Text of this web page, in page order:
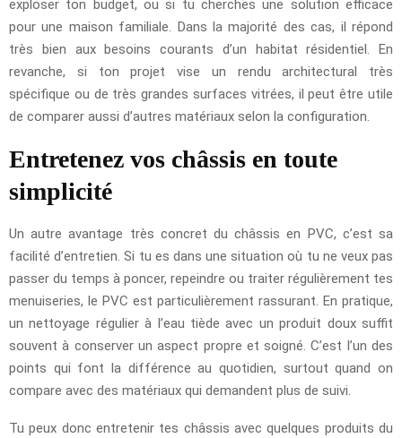
exploser ton budget, ou si tu cherches une solution efficace
pour une maison familiale. Dans la majorité des cas, il répond
très bien aux besoins courants d’un habitat résidentiel. En
revanche, si ton projet vise un rendu architectural très
spécifique ou de très grandes surfaces vitrées, il peut être utile
de comparer aussi d’autres matériaux selon la configuration.
Entretenez vos châssis en toute
simplicité
Un autre avantage très concret du châssis en PVC, c’est sa
facilité d’entretien. Si tu es dans une situation où tu ne veux pas
passer du temps à poncer, repeindre ou traiter régulièrement tes
menuiseries, le PVC est particulièrement rassurant. En pratique,
un nettoyage régulier à l’eau tiède avec un produit doux suffit
souvent à conserver un aspect propre et soigné. C’est l’un des
points qui font la différence au quotidien, surtout quand on
compare avec des matériaux qui demandent plus de suivi.
Tu peux donc entretenir tes châssis avec quelques produits du